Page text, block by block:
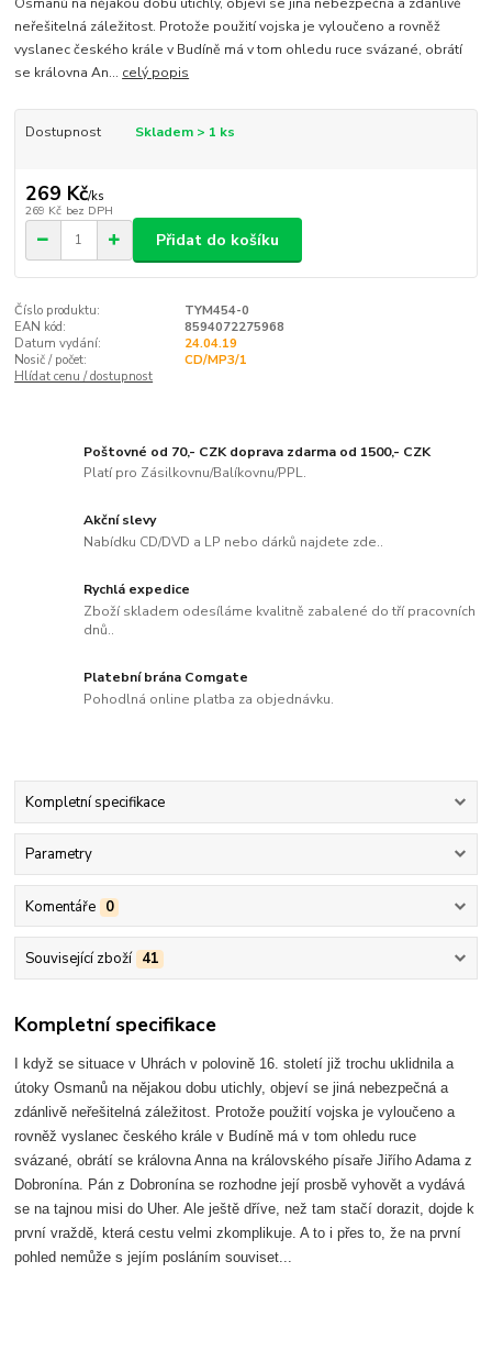
neřešitelná záležitost. Protože použití vojska je vyloučeno a rovněž
vyslanec českého krále v Budíně má v tom ohledu ruce svázané, obrátí
se královna An... celý popis
Dostupnost Skladem > 1 ks
269 Kč/ks
269 Kč bez DPH
Přidat do košíku
Číslo produktu:
TYM454-0
EAN kód:
8594072275968
Datum vydání:
24.04.19
Nosič / počet:
CD/MP3/1
Hlídat cenu / dostupnost
Poštovné od 70,- CZK doprava zdarma od 1500,- CZK
Platí pro Zásilkovnu/Balíkovnu/PPL.
Akční slevy
Nabídku CD/DVD a LP nebo dárků najdete zde..
Rychlá expedice
Zboží skladem odesíláme kvalitně zabalené do tří pracovních
dnů..
Platební brána Comgate
Pohodlná online platba za objednávku.
Kompletní specifikace
Parametry
Komentáře 0
Související zboží 41
Kompletní specifikace
I když se situace v Uhrách v polovině 16. století již trochu uklidnila a
útoky Osmanů na nějakou dobu utichly, objeví se jiná nebezpečná a
zdánlivě neřešitelná záležitost. Protože použití vojska je vyloučeno a
rovněž vyslanec českého krále v Budíně má v tom ohledu ruce
svázané, obrátí se královna Anna na královského písaře Jiřího Adama z
Dobronína. Pán z Dobronína se rozhodne její prosbě vyhovět a vydává
se na tajnou misi do Uher. Ale ještě dříve, než tam stačí dorazit, dojde k
první vraždě, která cestu velmi zkomplikuje. A to i přes to, že na první
pohled nemůže s jejím posláním souviset...